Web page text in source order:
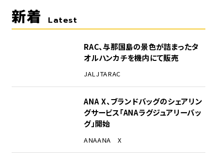
新着 Latest
RAC、与那国島の景色が詰まったタ
オルハンカチを機内にて販売
JALJTARAC
ANA X、ブランドバッグのシェアリン
グサービス「ANAラグジュアリーバッ
グ」開始
ANAANA X